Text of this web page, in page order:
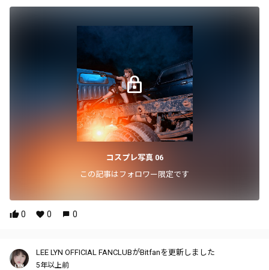
コスプレ写真 06
この記事はフォロワー限定です
0 0 0
LEE LYN OFFICIAL FANCLUBがBitfanを更新しました
5年以上前